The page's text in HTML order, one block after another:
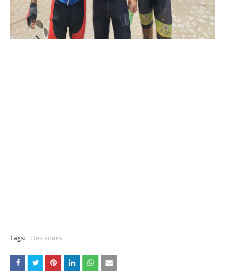
Tags: Destaques